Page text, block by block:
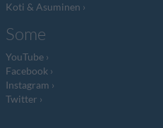
Koti & Asuminen
Some
YouTube
Facebook
Instagram
Twitter